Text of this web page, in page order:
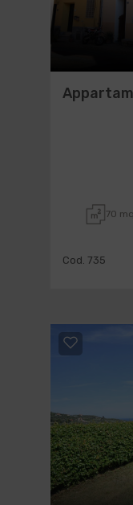
70 mq
Cod. 735